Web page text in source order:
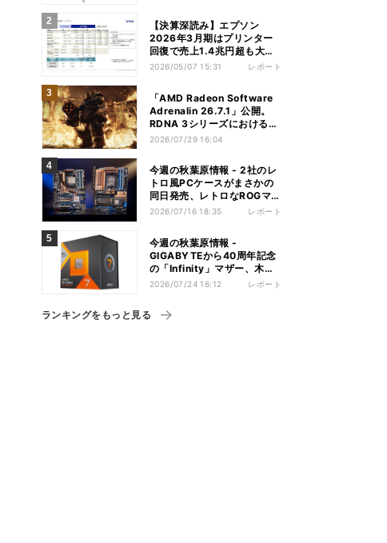
【決算深読み】エプソン
2026年3月期はプリンター
回復で売上1.4兆円超も大幅
減益、今期は増収増益見込む
2026/05/07 15:31 レポート
「AMD Radeon Software
Adrenalin 26.7.1」公開。
RDNA 3シリーズにおける不
具合多数解消
2026/07/29 16:04
今週の秋葉原情報 - 2社のレ
トロ風PCケースがまさかの
同日発売、レトロなROGマザ
ーも登場
2026/07/16 18:35 レポート
今週の秋葉原情報 -
GIGABYTEから40周年記念
の「Infinity」マザー、木目
調のGeForce RTX 5080も
2026/07/24 16:12 レポート
ランキングをもっと見る